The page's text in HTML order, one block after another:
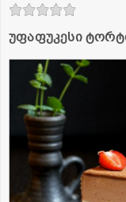
უფაფუკესი